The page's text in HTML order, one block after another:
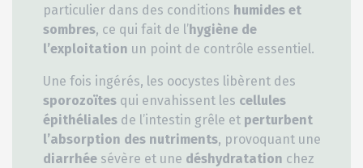
particulier dans des conditions humides et
sombres, ce qui fait de l’ hygiène de
l’exploitation un point de contrôle essentiel.
Une fois ingérés, les oocystes libèrent des
sporozoïtes qui envahissent les cellules
épithéliales de l’intestin grêle et perturbent
l’absorption des nutriments, provoquant une
diarrhée sévère et une déshydratation chez